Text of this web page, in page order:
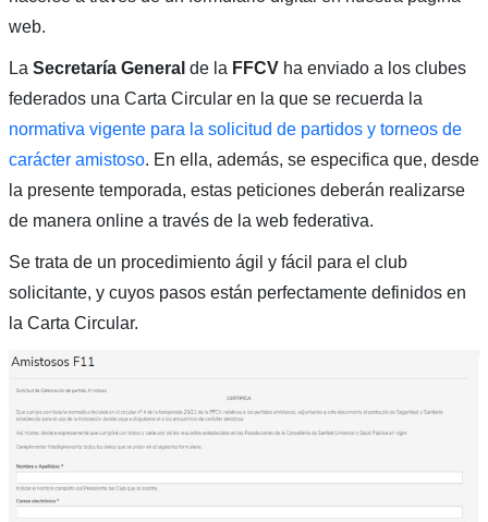
web.
La Secretaría General de la FFCV ha enviado a los clubes
federados una Carta Circular en la que se recuerda la
normativa vigente para la solicitud de partidos y torneos de
carácter amistoso. En ella, además, se especifica que, desde
la presente temporada, estas peticiones deberán realizarse
de manera online a través de la web federativa.
Se trata de un procedimiento ágil y fácil para el club
solicitante, y cuyos pasos están perfectamente definidos en
la Carta Circular.